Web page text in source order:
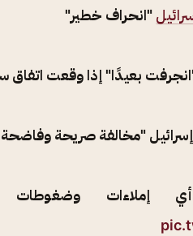
"انحراف خطير"
بعيدًا" إذا وقعت اتفاق
إسرائيل "مخالفة صريحة
وضغوطات